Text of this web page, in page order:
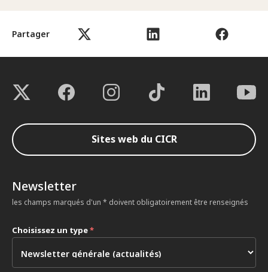
Partager
Sites web du CICR
Newsletter
les champs marqués d'un * doivent obligatoirement être renseignés
Choisissez un type*